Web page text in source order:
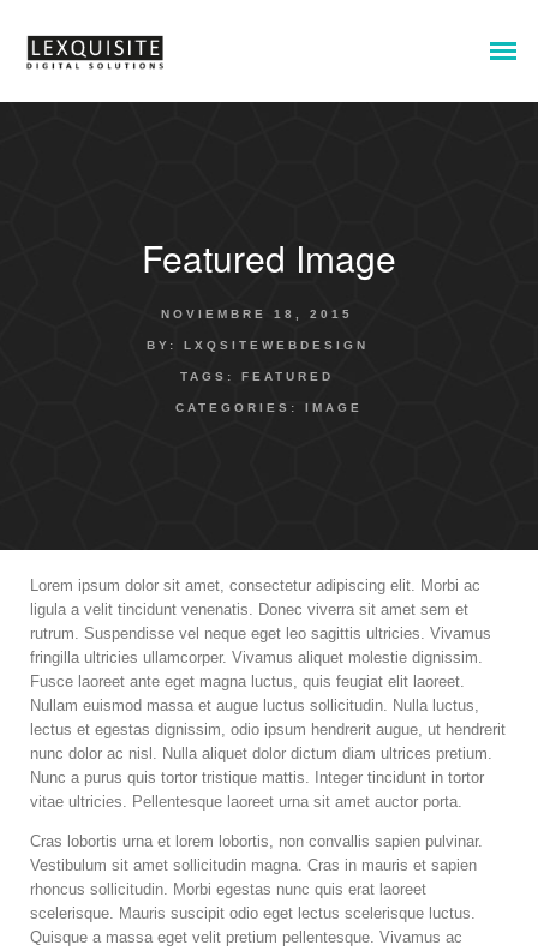
Featured Image
NOVIEMBRE 18, 2015
BY: LXQSITEWEBDESIGN
TAGS: FEATURED
CATEGORIES: IMAGE
Lorem ipsum dolor sit amet, consectetur adipiscing elit. Morbi ac
ligula a velit tincidunt venenatis. Donec viverra sit amet sem et
rutrum. Suspendisse vel neque eget leo sagittis ultricies. Vivamus
fringilla ultricies ullamcorper. Vivamus aliquet molestie dignissim.
Fusce laoreet ante eget magna luctus, quis feugiat elit laoreet.
Nullam euismod massa et augue luctus sollicitudin. Nulla luctus,
lectus et egestas dignissim, odio ipsum hendrerit augue, ut hendrerit
nunc dolor ac nisl. Nulla aliquet dolor dictum diam ultrices pretium.
Nunc a purus quis tortor tristique mattis. Integer tincidunt in tortor
vitae ultricies. Pellentesque laoreet urna sit amet auctor porta.
Cras lobortis urna et lorem lobortis, non convallis sapien pulvinar.
Vestibulum sit amet sollicitudin magna. Cras in mauris et sapien
rhoncus sollicitudin. Morbi egestas nunc quis erat laoreet
scelerisque. Mauris suscipit odio eget lectus scelerisque luctus.
Quisque a massa eget velit pretium pellentesque. Vivamus ac